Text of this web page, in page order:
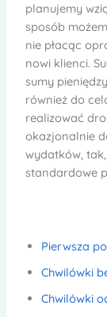
planujemy
sposób
nie płacąc
nowi klienci.
sumy
również do
realizować
okazjonalnie
wydatków,
standardowe
Pierwsza
Chwilówki
Chwilówki